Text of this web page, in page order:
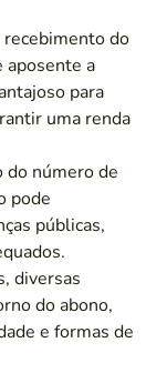
recebimento do
aposente a
para
uma renda
do número de
pode
públicas,
diversas
do abono,
e formas de